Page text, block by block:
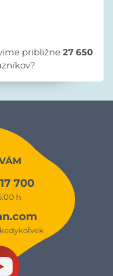
približne27 650
700
h